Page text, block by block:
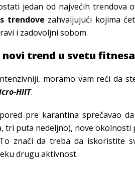
jedan od najvećih trendova
trendove zahvaljujući kojima
i zadovoljni sobom.
trend u svetu fitnesa
moramo vam reći da
HIIT.
pre karantina sprečavao
puta nedeljno), nove okolnosti
znači da treba da iskoristite
drugu aktivnost.